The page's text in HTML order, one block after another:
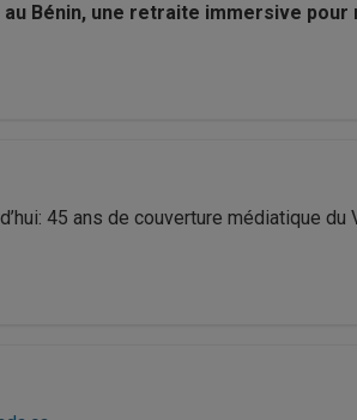
Bénin, une retraite immersive pour
45 ans de couverture médiatique du